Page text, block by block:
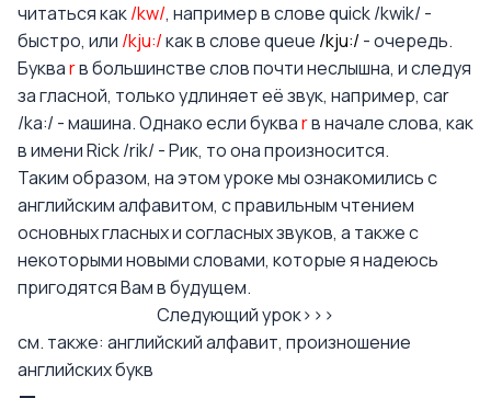
читаться как/kw/, например в слове quick /kwik/ -
быстро, или /kju:/как в слове queue /kju:/- очередь.
Букваrв большинстве слов почти неслышна, и следуя
за гласной, только удлиняет её звук, например, car
/ka:/ - машина. Однако если букваrв начале слова, как
в имени Rick /rik/ - Рик, то она произносится.
Таким образом, на этом уроке мы ознакомились с
английским алфавитом, с правильным чтением
основных гласных и согласных звуков, а также с
некоторыми новыми словами, которые я надеюсь
пригодятся Вам в будущем.
Следующий урок>>>
см. также: английский алфавит, произношение
английских букв